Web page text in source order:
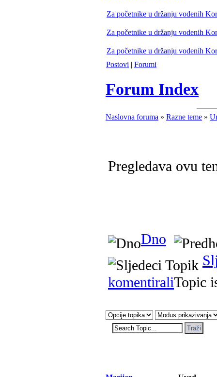
Za početnike u držanju vodenih
Za početnike u držanju vodenih
Za početnike u držanju vodenih
Postovi | Forumi
Forum Index
Naslovna foruma » Razne teme »
Pregledava ovu
Dno
komentiraliTopic